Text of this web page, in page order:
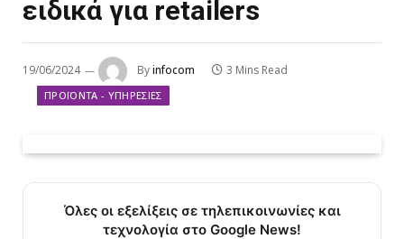
ειδικά για retailers
19/06/2024 Byinfocom 3 Mins Read
ΠΡΟΪΌΝΤΑ - ΥΠΗΡΕΣΊΕΣ
Όλες οι εξελίξεις σε τηλεπικοινωνίες και
τεχνολογία στο Google News!